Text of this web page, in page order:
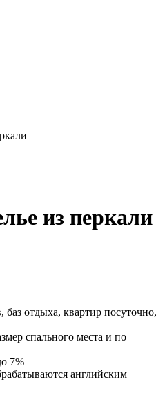
из перкали
баз отдыха, квартир посуточно,
спального места и по
7%
английским